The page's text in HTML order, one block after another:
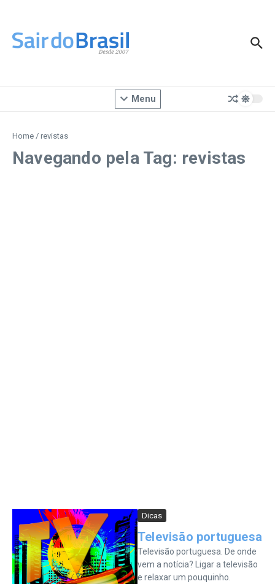
Menu
Home / revistas
Navegando pela Tag: revistas
Dicas
Televisão portuguesa
Televisão portuguesa. De onde
vem a notícia? Ligar a televisão
e relaxar um pouquinho.